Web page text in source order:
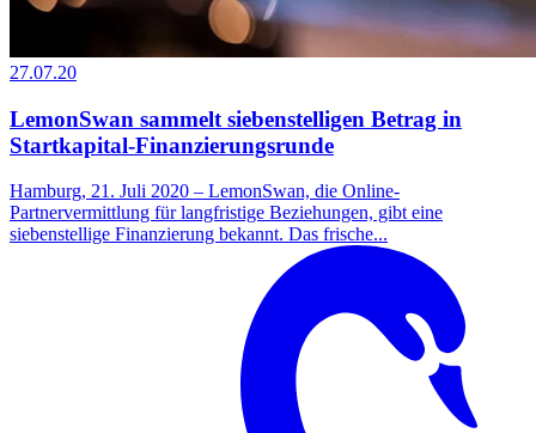
27.07.20
LemonSwan sammelt siebenstelligen Betrag in
Startkapital-Finanzierungsrunde
Hamburg, 21. Juli 2020 – LemonSwan, die Online-
Partnervermittlung für langfristige Beziehungen, gibt eine
siebenstellige Finanzierung bekannt. Das frische...